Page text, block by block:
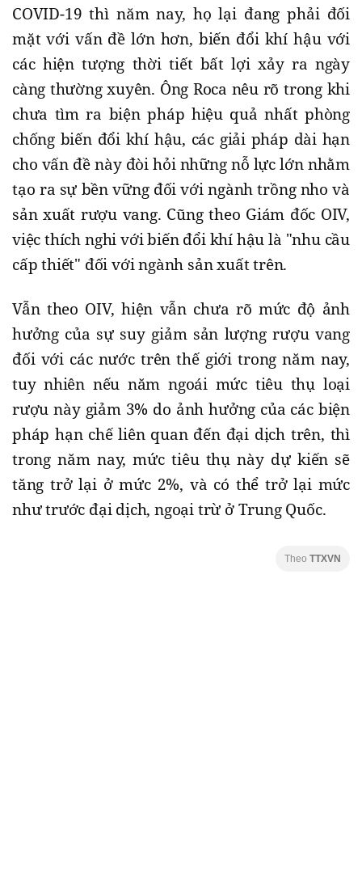
COVID-19 thì năm nay, họ lại đang phải đối
mặt với vấn đề lớn hơn, biến đổi khí hậu với
các hiện tượng thời tiết bất lợi xảy ra ngày
càng thường xuyên. Ông Roca nêu rõ trong khi
chưa tìm ra biện pháp hiệu quả nhất phòng
chống biến đổi khí hậu, các giải pháp dài hạn
cho vấn đề này đòi hỏi những nỗ lực lớn nhằm
tạo ra sự bền vững đối với ngành trồng nho và
sản xuất rượu vang. Cũng theo Giám đốc OIV,
việc thích nghi với biến đổi khí hậu là "nhu cầu
cấp thiết" đối với ngành sản xuất trên.
Vẫn theo OIV, hiện vẫn chưa rõ mức độ ảnh
hưởng của sự suy giảm sản lượng rượu vang
đối với các nước trên thế giới trong năm nay,
tuy nhiên nếu năm ngoái mức tiêu thụ loại
rượu này giảm 3% do ảnh hưởng của các biện
pháp hạn chế liên quan đến đại dịch trên, thì
trong năm nay, mức tiêu thụ này dự kiến sẽ
tăng trở lại ở mức 2%, và có thể trở lại mức
như trước đại dịch, ngoại trừ ở Trung Quốc.
Theo TTXVN